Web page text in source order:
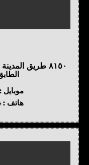
موبايل :
هاتف :